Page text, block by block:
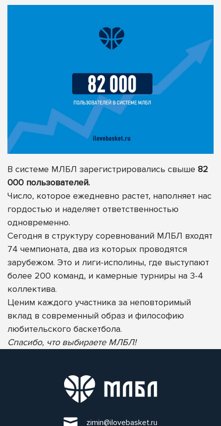
В системе МЛБЛ зарегистрировались свыше 82
000 пользователей.
Число, которое ежедневно растет, наполняет нас
гордостью и наделяет ответственностью
одновременно.
Сегодня в структуру соревнований МЛБЛ входят
74 чемпионата, два из которых проводятся
зарубежом. Это и лиги-исполины, где выступают
более 200 команд, и камерные турниры на 3-4
коллектива.
Ценим каждого участника за неповторимый
вклад в современный образ и философию
любительского баскетбола.
Спасибо, что выбираете МЛБЛ!
zimin@ilovebasket.ru